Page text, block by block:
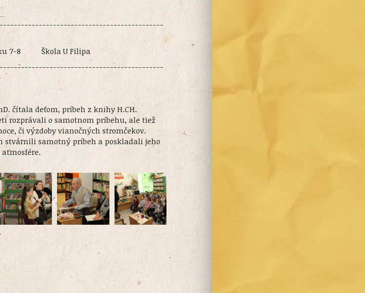
7-8 Škola U Filipa
čítala deťom, príbeh z knihy H.CH.
rozprávali o samotnom príbehu, ale tiež
či výzdoby vianočných stromčekov.
stvárnili samotný príbeh a poskladali jeho